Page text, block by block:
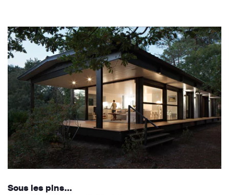
Sous les pins...